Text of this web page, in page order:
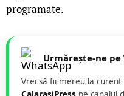
programate.
Urmărește-ne pe
Vrei să fii mereu la